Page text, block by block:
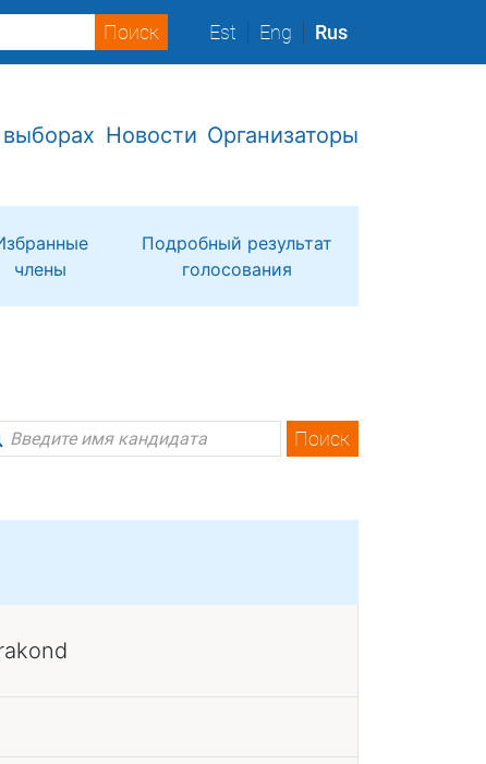
Est Eng Rus
Новости Организаторы
члены
Подробный результат
голосования
Поиск